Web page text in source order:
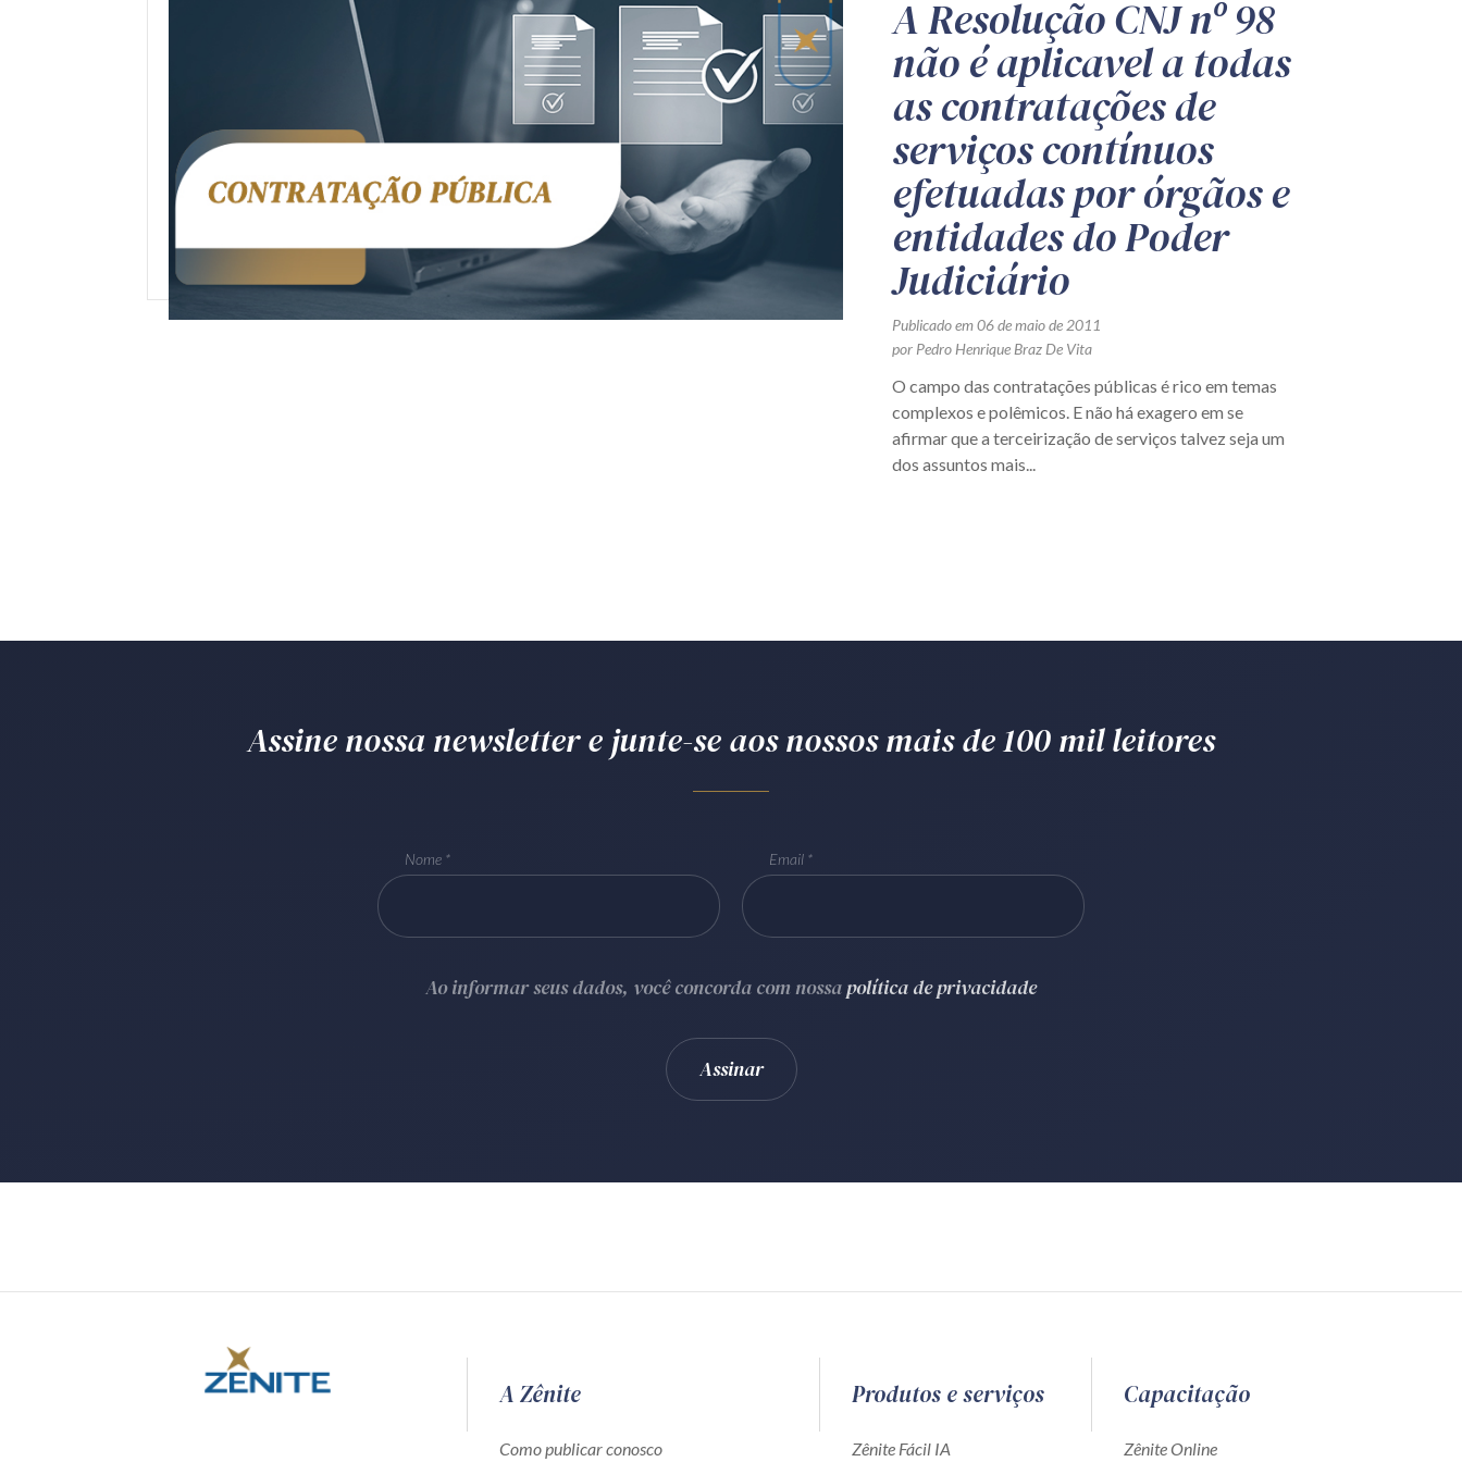
A Resolução CNJ nº 98
não é aplicavel a todas
as contratações de
serviços contínuos
efetuadas por órgãos e
entidades do Poder
Judiciário
Publicado em 06 de maio de 2011
por Pedro Henrique Braz De Vita
O campo das contratações públicas é rico em temas
complexos e polêmicos. E não há exagero em se
afirmar que a terceirização de serviços talvez seja um
dos assuntos mais...
Assine nossa newsletter e junte-se aos nossos mais de 100 mil leitores
Nome Email
Ao informar seus dados, você concorda com nossapolítica de privacidade
A Zênite
Como publicar conosco
Produtos e serviços
Zênite Fácil IA
Capacitação
Zênite Online